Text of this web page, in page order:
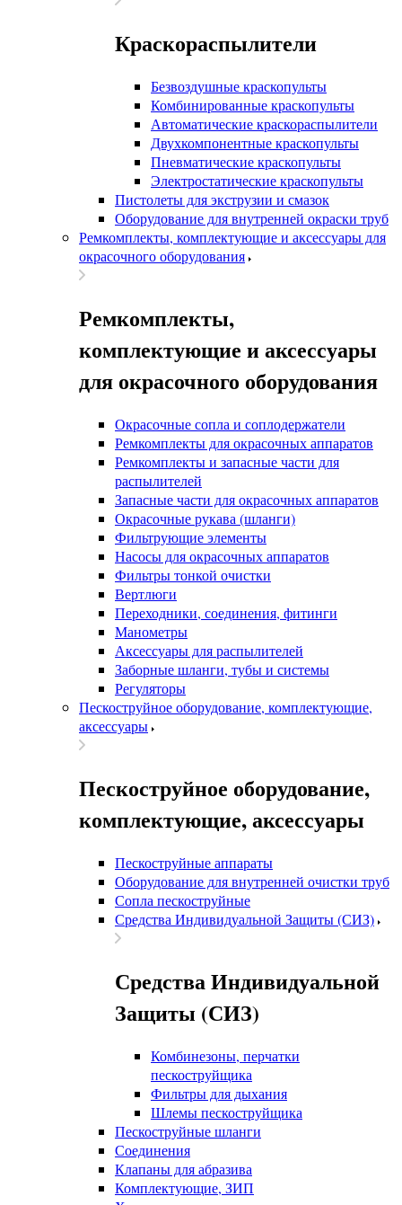
Краскораспылители
Безвоздушные краскопульты
Комбинированные краскопульты
Автоматические краскораспылители
Двухкомпонентные краскопульты
Пневматические краскопульты
Электростатические краскопульты
Пистолеты для экструзии и смазок
Оборудование для внутренней окраски труб
Ремкомплекты, комплектующие и аксессуары для
окрасочного оборудования
Ремкомплекты,
комплектующие и аксессуары
для окрасочного оборудования
Окрасочные сопла и соплодержатели
Ремкомплекты для окрасочных аппаратов
Ремкомплекты и запасные части для
распылителей
Запасные части для окрасочных аппаратов
Окрасочные рукава (шланги)
Фильтрующие элементы
Насосы для окрасочных аппаратов
Фильтры тонкой очистки
Вертлюги
Переходники, соединения, фитинги
Манометры
Аксессуары для распылителей
Заборные шланги, тубы и системы
Регуляторы
Пескоструйное оборудование, комплектующие,
аксессуары
Пескоструйное оборудование,
комплектующие, аксессуары
Пескоструйные аппараты
Оборудование для внутренней очистки труб
Сопла пескоструйные
Средства Индивидуальной Защиты (СИЗ)
Средства Индивидуальной
Защиты (СИЗ)
Комбинезоны, перчатки
пескоструйщика
Фильтры для дыхания
Шлемы пескоструйщика
Пескоструйные шланги
Соединения
Клапаны для абразива
Комплектующие, ЗИП